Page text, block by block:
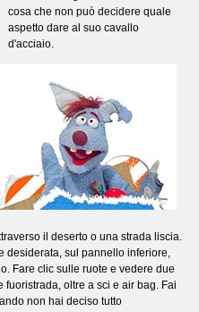
cosa che non può decidere quale
aspetto dare al suo cavallo
d'acciaio.
il deserto o una strada liscia.
desiderata, sul pannello inferiore,
Fare clic sulle ruote e vedere due
oltre a sci e air bag. Fai
non hai deciso tutto